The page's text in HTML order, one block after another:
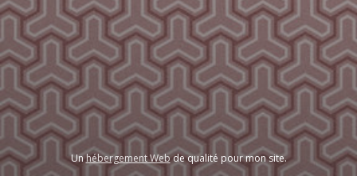
Unhébergement Webde qualité pour mon site.